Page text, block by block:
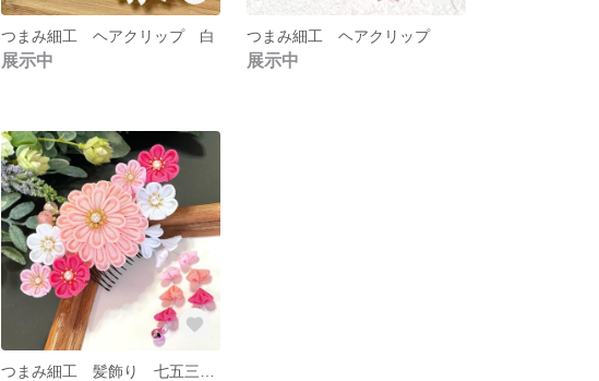
つまみ細工 ヘアクリップ 白
展示中
つまみ細工 ヘアクリップ
展示中